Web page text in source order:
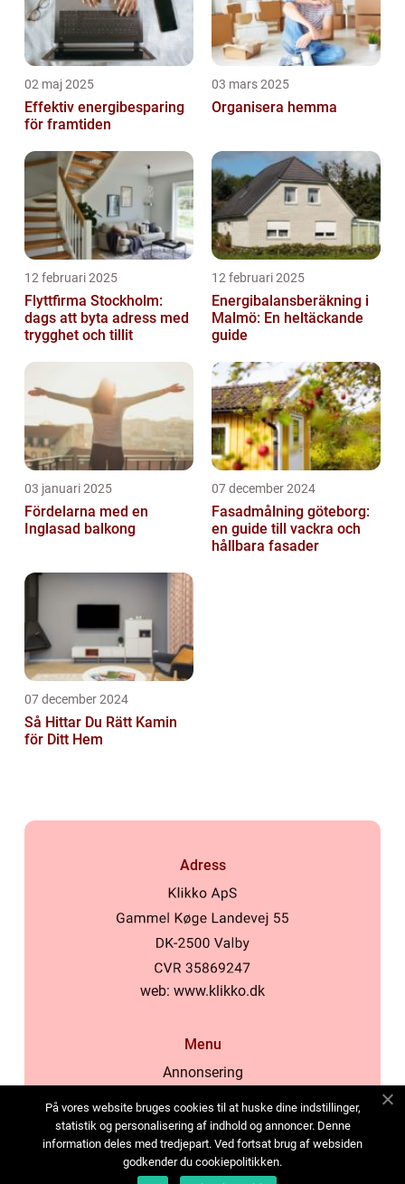
02 maj 2025
Effektiv energibesparing
för framtiden
03 mars 2025
Organisera hemma
12 februari 2025
Flyttfirma Stockholm:
dags att byta adress med
trygghet och tillit
12 februari 2025
Energibalansberäkning i
Malmö: En heltäckande
guide
03 januari 2025
Fördelarna med en
Inglasad balkong
07 december 2024
Fasadmålning göteborg:
en guide till vackra och
hållbara fasader
07 december 2024
Så Hittar Du Rätt Kamin
för Ditt Hem
Adress
web: www.klikko.dk
Menu
Annonsering
Cookies
Kontakta oss
Sitemap
På vores website bruges cookies til at huske dine indstillinger,
statistik og personalisering af indhold og annoncer. Denne
information deles med tredjepart. Ved fortsat brug af websiden
godkender du cookiepolitikken.